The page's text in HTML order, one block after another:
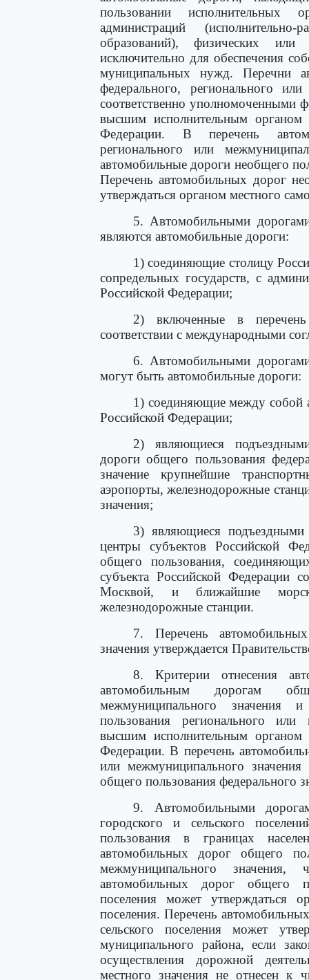
пользовании исполнительных
администраций
образований), физических
исключительно для обеспечения
муниципальных нужд. Перечни
федерального, регионального
соответственно уполномоченными
высшим исполнительным органом
Федерации. В перечень
регионального или
автомобильные дороги необщего
Перечень автомобильных дорог
утверждаться органом местного
5. Автомобильными
являются автомобильные дороги:
1) соединяющие столицу
сопредельных государств, с
Российской Федерации;
2) включенные в
соответствии с международными
6. Автомобильными
могут быть автомобильные дороги:
1) соединяющие между собой
Российской Федерации;
2) являющиеся
дороги общего пользования
значение крупнейшие
аэропорты, железнодорожные
значения;
3) являющиеся
центры субъектов Российской
общего пользования,
субъекта Российской Федерации
Москвой, и ближайшие
железнодорожные станции.
7. Перечень
значения утверждается
8. Критерии отнесения
автомобильным дорогам
межмуниципального значения
пользования регионального или
высшим исполнительным органом
Федерации. В перечень
или межмуниципального
общего пользования федерального
9. Автомобильными
городского и сельского
пользования в границах
автомобильных дорог общего
межмуниципального значения,
автомобильных дорог общего
поселения может утверждаться
поселения. Перечень
сельского поселения может
муниципального района, если
осуществления дорожной
местного значения не отнесен к